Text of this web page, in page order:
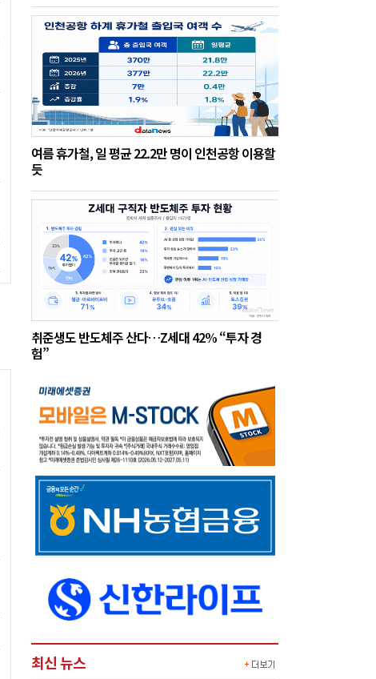
여름 휴가철, 일 평균 22.2만 명이 인천공항 이용할
듯
취준생도 반도체주 산다…Z세대 42% “투자 경
험”
최신 뉴스